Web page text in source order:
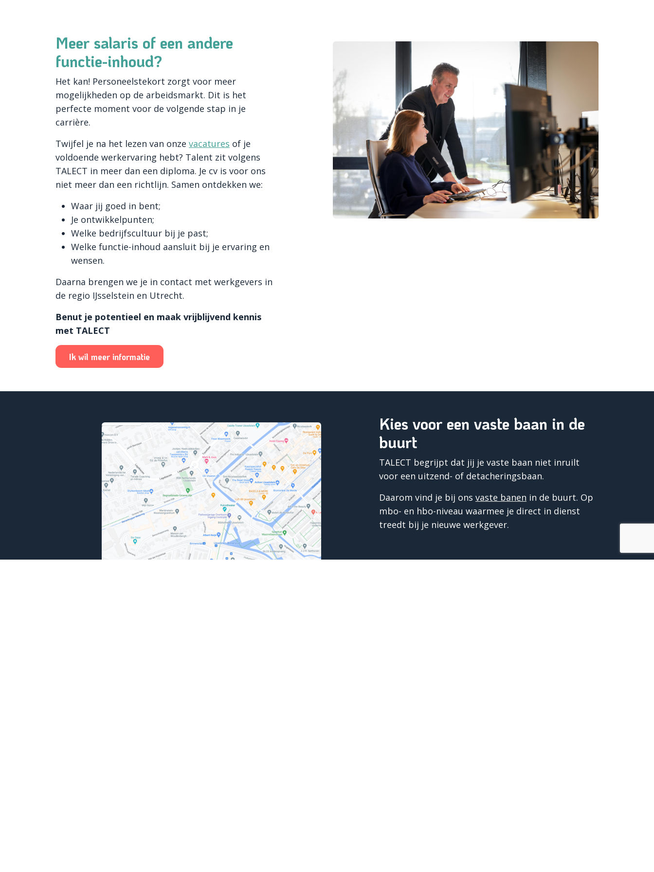
Meer salaris of een andere
functie-inhoud?
Het kan! Personeelstekort zorgt voor meer
mogelijkheden op de arbeidsmarkt. Dit is het
perfecte moment voor de volgende stap in je
carrière.
Twijfel je na het lezen van onze vacatures of je
voldoende werkervaring hebt? Talent zit volgens
TALECT in meer dan een diploma. Je cv is voor ons
niet meer dan een richtlijn. Samen ontdekken we:
Waar jij goed in bent;
Je ontwikkelpunten;
Welke bedrijfscultuur bij je past;
Welke functie-inhoud aansluit bij je ervaring en
wensen.
Daarna brengen we je in contact met werkgevers in
de regio IJsselstein en Utrecht.
Benut je potentieel en maak vrijblijvend kennis
met TALECT
Ik wil meer informatie
Kies voor een vaste baan in de
buurt
TALECT begrijpt dat jij je vaste baan niet inruilt
voor een uitzend- of detacheringsbaan.
Daarom vind je bij ons vaste banen in de buurt. Op
mbo- en hbo-niveau waarmee je direct in dienst
treedt bij je nieuwe werkgever.